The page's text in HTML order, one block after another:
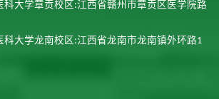
科大学章贡校区:江西省赣州市章贡区医学院路
科大学龙南校区:江西省龙南市龙南镇外环路1